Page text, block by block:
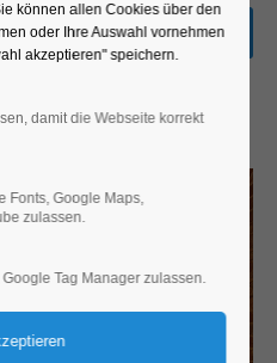
können allen Cookies über den
oder Ihre Auswahl vornehmen
akzeptieren" speichern.
damit die Webseite korrekt
Fonts, Google Maps,
zulassen.
Tag Manager zulassen.